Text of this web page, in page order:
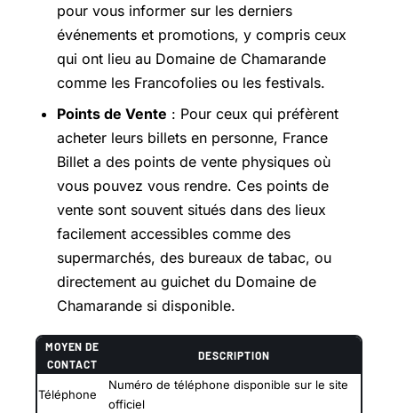
pour vous informer sur les derniers
événements et promotions, y compris ceux
qui ont lieu au Domaine de Chamarande
comme les Francofolies ou les festivals.
Points de Vente : Pour ceux qui préfèrent
acheter leurs billets en personne, France
Billet a des points de vente physiques où
vous pouvez vous rendre. Ces points de
vente sont souvent situés dans des lieux
facilement accessibles comme des
supermarchés, des bureaux de tabac, ou
directement au guichet du Domaine de
Chamarande si disponible.
MOYEN DE
CONTACT
DESCRIPTION
Téléphone
Numéro de téléphone disponible sur le site
officiel